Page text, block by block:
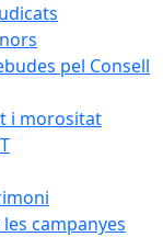
pel Consell
i morositat
campanyes